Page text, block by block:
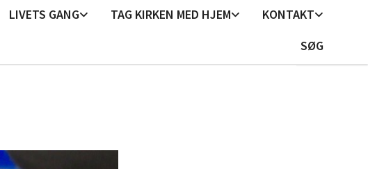
LIVETS GANG TAG KIRKEN MED HJEM
KONTAKT
SØG